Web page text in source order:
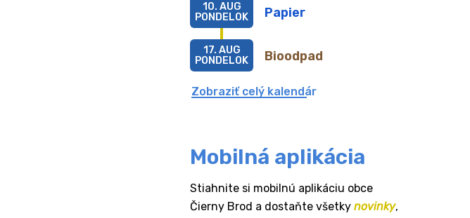
Papier
10. AUG
PONDELOK
Bioodpad
17. AUG
PONDELOK
Zobraziť celý kalendár
Mobilná aplikácia
Stiahnite si mobilnú aplikáciu obce
Čierny Brod a dostaňte všetky novinky,